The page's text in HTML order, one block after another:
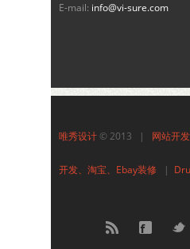
E-mail: info@vi-sure.com
唯秀设计© 2013 | 网站开
开发、淘宝、Ebay装修 |